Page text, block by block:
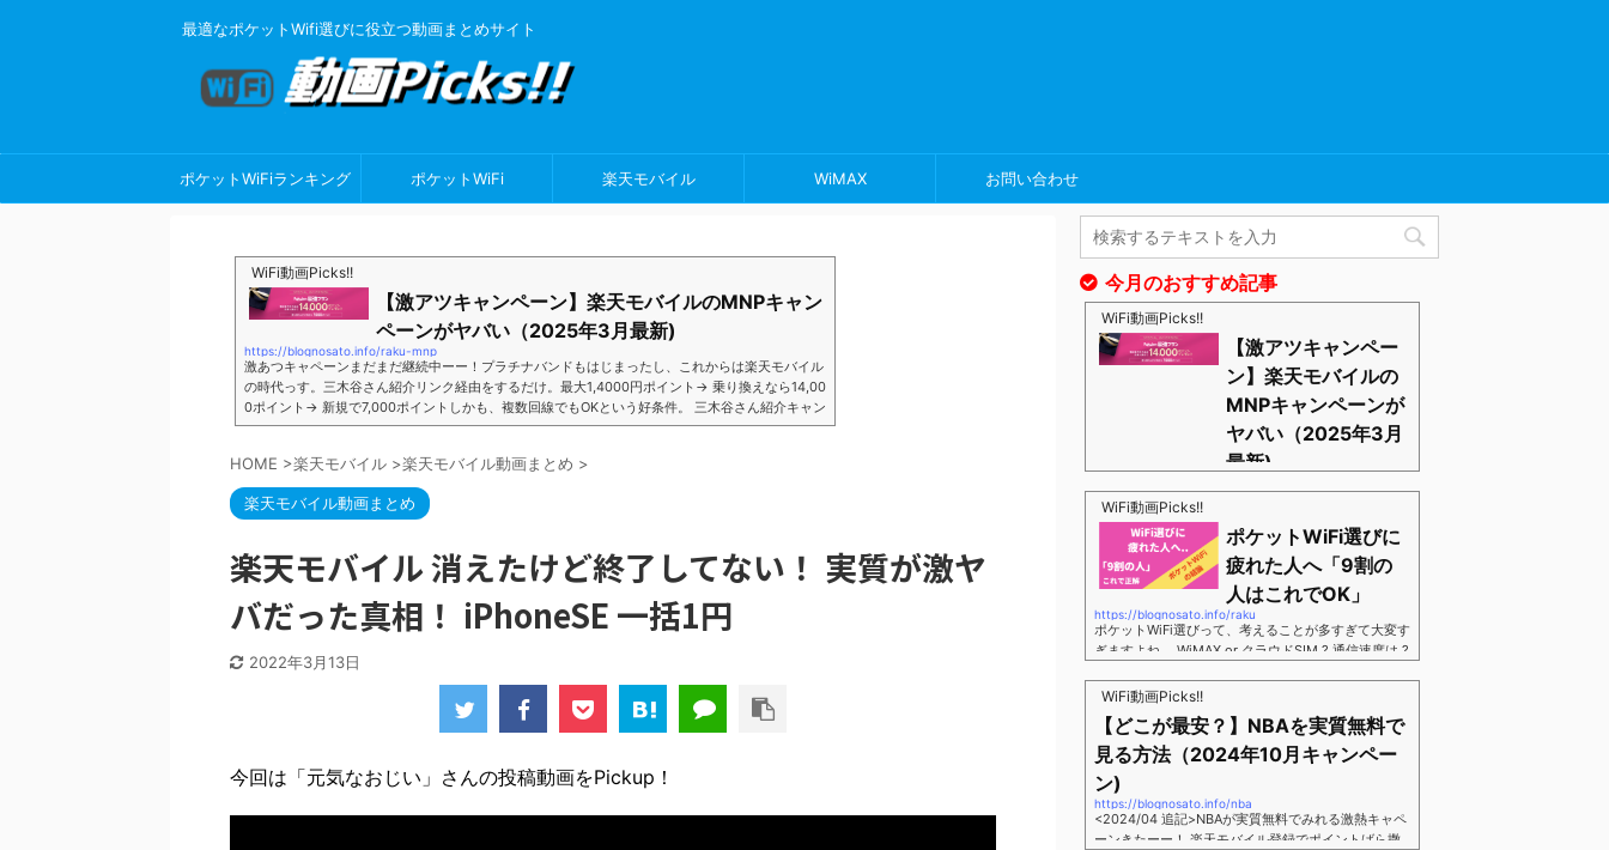
最適なポケットWifi選びに役立つ動画まとめサイト
ポケットWiFiランキング ポケットWiFi 楽天モバイル WiMAX お問い合わせ
WiFi動画Picks!!
【激アツキャンペーン】楽天モバイルのMNPキャン
ペーンがヤバい（2025年3月最新)
https://blognosato.info/raku-mnp
激あつキャペーンまだまだ継続中ーー！プラチナバンドもはじまったし、これからは楽天モバイル
の時代っす。三木谷さん紹介リンク経由をするだけ。最大1,4000円ポイント→ 乗り換えなら14,00
0ポイント→ 新規で7,000ポイントしかも、複数回線でもOKという好条件。 三木谷さん紹介キャン
ペーン＼激熱の三木谷さんキャンペーン／2回線目以降でもOK再契約でもでもOK背水の陣の楽天
■キャンペーン概要三木谷社長の特別招待ページから楽天モバイ...
HOME >楽天モバイル >楽天モバイル動画まとめ >
楽天モバイル動画まとめ
楽天モバイル 消えたけど終了してない！ 実質が激ヤ
バだった真相！ iPhoneSE 一括1円
2022年3月13日
今回は「元気なおじい」さんの投稿動画をPickup！
今月のおすすめ記事
WiFi動画Picks!!
【激アツキャンペー
ン】楽天モバイルの
MNPキャンペーンが
ヤバい（2025年3月
最新)
激あつキャペーンまだまだ継続中ーー！プラチナバン
ドもはじまったし、これからは楽天モバイルの時代っ
す。三木谷さん紹介リンク経由をするだけ。最大1,40
00円ポイント→ 乗り換えなら14,000ポイント→ 新
規で7,000ポイントしかも、複数回線でもOKという好
条件。 三木谷さん紹介キャンペーン＼激熱の三木谷
さんキャンペーン／2回線目以降でもOK再契約でもで
もOK背水の陣の楽天モバイル。ついに「最後の賭
け」とも思えるポイントばら撒きキャンペーンを発動
してきました。■キャンペーン概要三木谷社長の特別
招待ページから楽天モバイ...
WiFi動画Picks!!
ポケットWiFi選びに
疲れた人へ「9割の
人はこれでOK」
https://blognosato.info/raku
ポケットWiFi選びって、考えることが多すぎて大変す
ぎますよね。 WiMAX or クラウドSIM ? 通信速度は ?
負担は ?もう知らん、って感じですよね。私もWiFi関
連のメディアを3年間運用してきましたが「結局みん
なコレでいいのでは？」という結論にいたりました。
ということで、「ポケットWiFi選びに疲れた」「結局
どれがいいのか分からない」と言う人向けに【最終
解】を用意しました。ポケットWiFiのヘビーユーザー
視点で「90％の人はこれだけでいいやん」というも
のなので、「多...
WiFi動画Picks!!
【どこが最安？】NBAを実質無料で
見る方法（2024年10月キャンペー
ン)
https://blognosato.info/nba
<2024/04 追記>NBAが実質無料でみれる激熱キャペ
ーンきたーー！ 楽天モバイル登録でポイントばら撒